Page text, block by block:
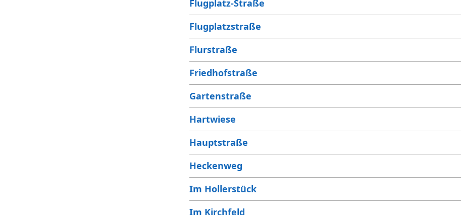
Flugplatz-Straße
Flugplatzstraße
Flurstraße
Friedhofstraße
Gartenstraße
Hartwiese
Hauptstraße
Heckenweg
Im Hollerstück
Im Kirchfeld